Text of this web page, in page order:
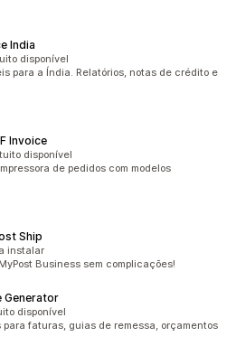
India
disponível
para a Índia. Relatórios, notas de crédito e
Invoice
disponível
de pedidos com modelos
Ship
instalar
Business sem complicações!
Generator
disponível
para faturas, guias de remessa, orçamentos